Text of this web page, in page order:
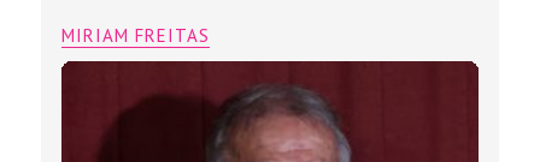
MIRIAM FREITAS